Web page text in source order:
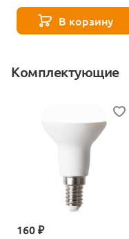
В корзину
Комплектующие
160 ₽